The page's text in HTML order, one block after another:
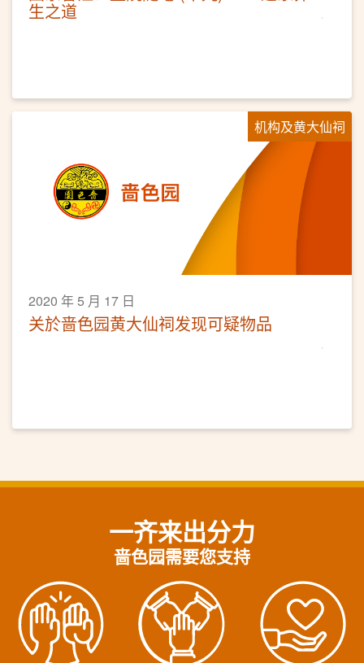
生之道
机构及黄大仙祠
2020 年 5 月 17 日
关於啬色园黄大仙祠发现可疑物品
一齐来出分力
啬色园需要您支持